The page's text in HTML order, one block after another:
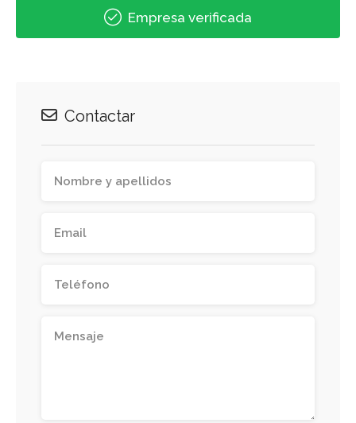
Empresa verificada
Contactar